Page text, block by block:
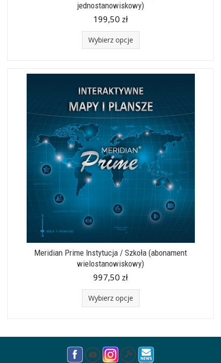
jednostanowiskowy)
199,50 zł
Wybierz opcje
Meridian Prime Instytucja / Szkoła (abonament
wielostanowiskowy)
997,50 zł
Wybierz opcje